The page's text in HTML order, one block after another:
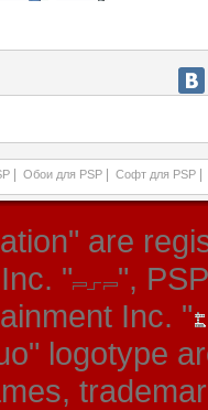
Обои для PSP Софт для PSP
are
"
",
Inc. "
logotype